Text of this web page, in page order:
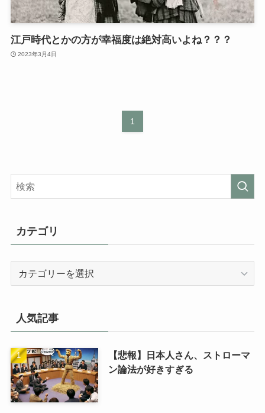
江戸時代とかの方が幸福度は絶対高いよね？？？
2023年3月4日
1
カテゴリ
人気記事
【悲報】日本人さん、ストローマ
ン論法が好きすぎる